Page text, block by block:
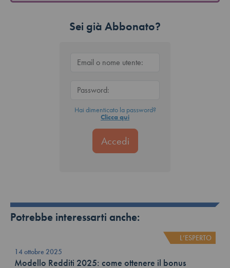
Sei già Abbonato?
Hai dimenticato la password?
Clicca qui
Potrebbe interessarti anche:
L’ESPERTO
14 ottobre 2025
Modello Redditi 2025: come ottenere il bonus